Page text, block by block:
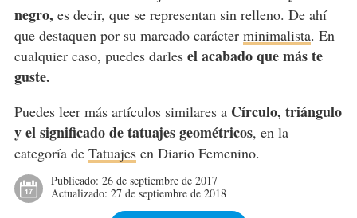
negro, es decir, que se representan sin relleno. De ahí
que destaquen por su marcado carácter minimalista. En
cualquier caso, puedes darles el acabado que más te
guste.
Puedes leer más artículos similares a Círculo, triángulo
y el significado de tatuajes geométricos, en la
categoría de Tatuajesen Diario Femenino.
Publicado: 26 de septiembre de 2017
Actualizado: 27 de septiembre de 2018